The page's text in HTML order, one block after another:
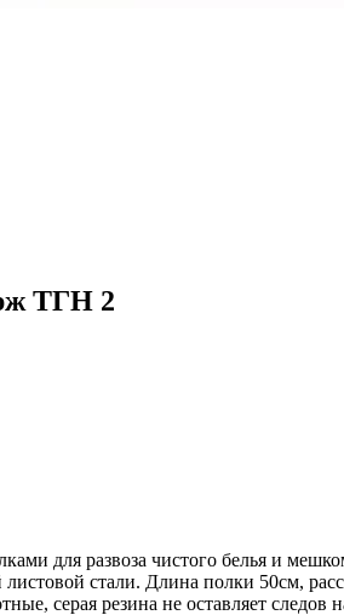
ТГН 2
для развоза чистого белья и
стали. Длина полки 50см,
серая резина не оставляет